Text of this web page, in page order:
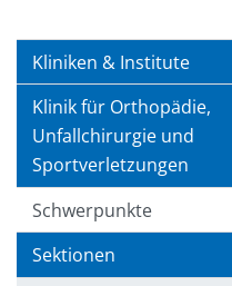
Kliniken & Institute
Klinik für Orthopädie,
Unfallchirurgie und
Sportverletzungen
Schwerpunkte
Sektionen